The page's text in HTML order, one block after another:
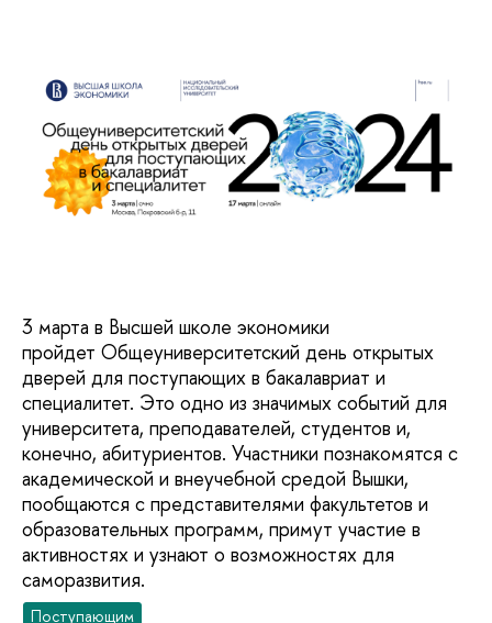
3 марта в Высшей школе экономики
пройдет Общеуниверситетский день открытых
дверей для поступающих в бакалавриат и
специалитет. Это одно из значимых событий для
университета, преподавателей, студентов и,
конечно, абитуриентов. Участники познакомятся с
академической и внеучебной средой Вышки,
пообщаются с представителями факультетов и
образовательных программ, примут участие в
активностях и узнают о возможностях для
саморазвития.
Поступающим